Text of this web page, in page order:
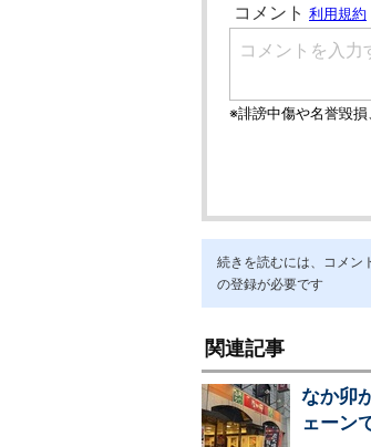
続きを読むには、コメン
の登録が必要です
関連記事
なか卯
ェーン